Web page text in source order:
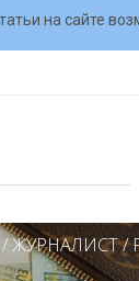
на сайте
/ЖУРНАЛИСТ/